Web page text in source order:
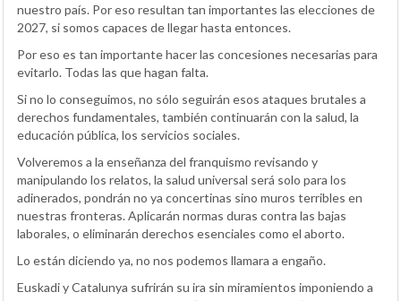
nuestro país. Por eso resultan tan importantes las elecciones de
2027, si somos capaces de llegar hasta entonces.
Por eso es tan importante hacer las concesiones necesarias para
evitarlo. Todas las que hagan falta.
Si no lo conseguimos, no sólo seguirán esos ataques brutales a
derechos fundamentales, también continuarán con la salud, la
educación pública, los servicios sociales.
Volveremos a la enseñanza del franquismo revisando y
manipulando los relatos, la salud universal será solo para los
adinerados, pondrán no ya concertinas sino muros terribles en
nuestras fronteras. Aplicarán normas duras contra las bajas
laborales, o eliminarán derechos esenciales como el aborto.
Lo están diciendo ya, no nos podemos llamara a engaño.
Euskadi y Catalunya sufrirán su ira sin miramientos imponiendo a